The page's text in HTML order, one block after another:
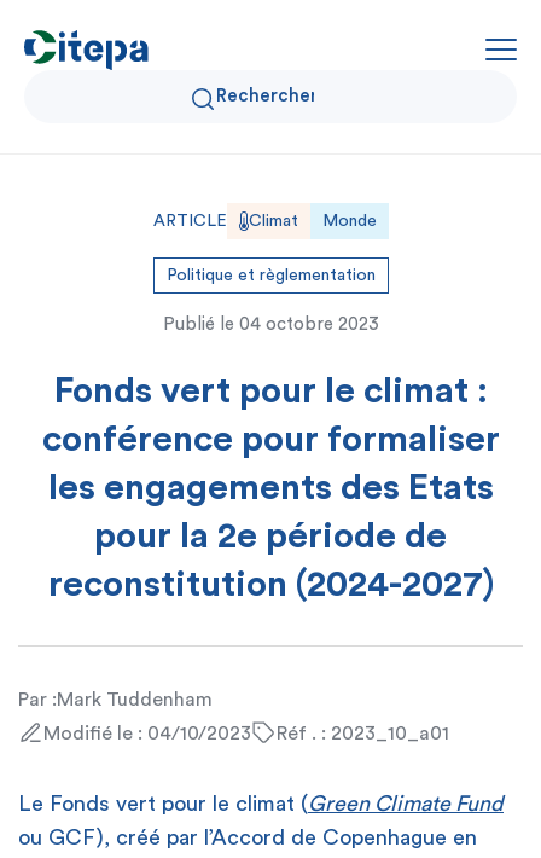
Qui sommes-nous ?
Données Air et Climat
Expertise et solutions
ARTICLE Climat Monde
Politique et règlementation
Publié le 04 octobre 2023
Fonds vert pour le climat :
conférence pour formaliser
les engagements des Etats
pour la 2e période de
reconstitution (2024-2027)
Par :Mark Tuddenham
Modifié le : 04/10/2023
Réf . : 2023_10_a01
Le Fonds vert pour le climat (Green Climate Fund
ou GCF), créé par l’Accord de Copenhague en